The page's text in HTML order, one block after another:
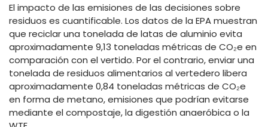
El impacto de las emisiones de las decisiones sobre
residuos es cuantificable. Los datos de la EPA muestran
que reciclar una tonelada de latas de aluminio evita
aproximadamente 9,13 toneladas métricas de CO₂e en
comparación con el vertido. Por el contrario, enviar una
tonelada de residuos alimentarios al vertedero libera
aproximadamente 0,84 toneladas métricas de CO₂e
en forma de metano, emisiones que podrían evitarse
mediante el compostaje, la digestión anaeróbica o la